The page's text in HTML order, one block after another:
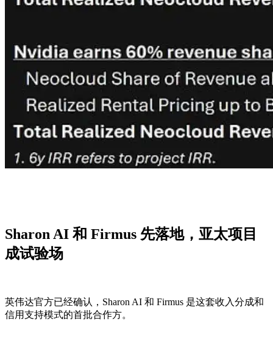
Sharon AI 和 Firmus 先落地，亚太项目
成试验场
英伟达官方已经确认，Sharon AI 和 Firmus 是这套收入分成和
信用支持模式的首批合作方。